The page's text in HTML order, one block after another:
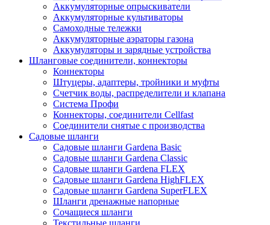
Аккумуляторные опрыскиватели
Аккумуляторные культиваторы
Самоходные тележки
Аккумуляторные аэраторы газона
Аккумуляторы и зарядные устройства
Шланговые соединители, коннекторы
Коннекторы
Штуцеры, адаптеры, тройники и муфты
Счетчик воды, распределители и клапана
Система Профи
Коннекторы, соединители Cellfast
Соединители снятые с производства
Садовые шланги
Садовые шланги Gardena Basic
Садовые шланги Gardena Classic
Садовые шланги Gardena FLEX
Садовые шланги Gardena HighFLEX
Садовые шланги Gardena SuperFLEX
Шланги дренажные напорные
Сочащиеся шланги
Текстильные шланги